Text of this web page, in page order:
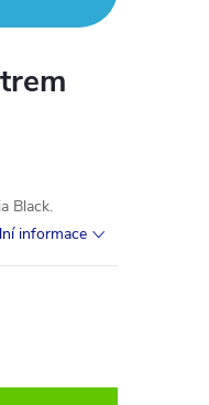
Black.
informace